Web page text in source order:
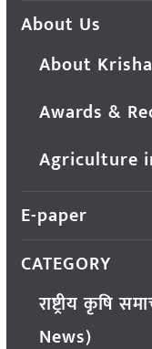
About Us
About
Awards &
Agriculture
E-paper
CATEGORY
राष्ट्रीय कृषि
News)